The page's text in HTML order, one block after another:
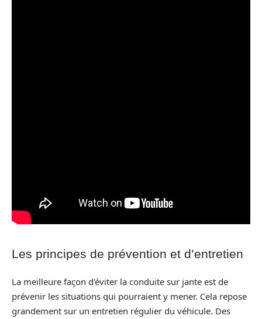
Les principes de prévention et d’entretien
La meilleure façon d’éviter la conduite sur jante est de
prévenir les situations qui pourraient y mener. Cela repose
grandement sur un entretien régulier du véhicule. Des